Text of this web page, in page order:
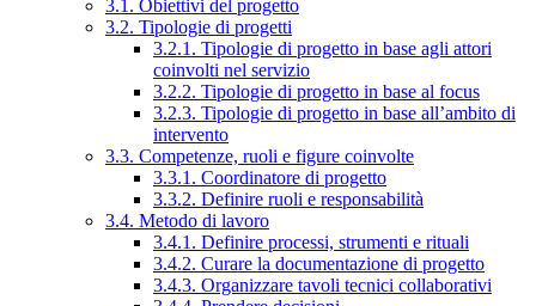
3.1. Obiettivi del progetto
3.2. Tipologie di progetti
3.2.1. Tipologie di progetto in base agli attori
coinvolti nel servizio
3.2.2. Tipologie di progetto in base al focus
3.2.3. Tipologie di progetto in base all’ambito di
intervento
3.3. Competenze, ruoli e figure coinvolte
3.3.1. Coordinatore di progetto
3.3.2. Definire ruoli e responsabilità
3.4. Metodo di lavoro
3.4.1. Definire processi, strumenti e rituali
3.4.2. Curare la documentazione di progetto
3.4.3. Organizzare tavoli tecnici collaborativi